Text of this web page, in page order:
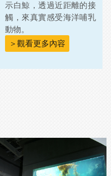
示白鯨，透過近距離的接
觸，來真實感受海洋哺乳
動物。
＞觀看更多內容